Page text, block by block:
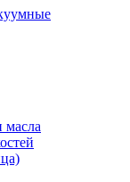
масла